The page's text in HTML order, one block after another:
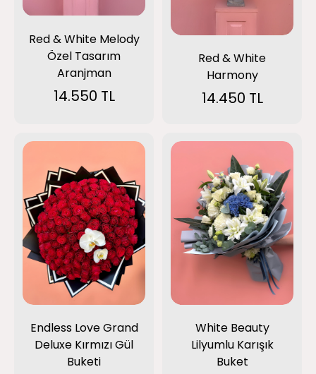
Red & White Melody
Özel Tasarım
Aranjman
14.550 TL
Red & White
Harmony
14.450 TL
Endless Love Grand
Deluxe Kırmızı Gül
Buketi
White Beauty
Lilyumlu Karışık
Buket